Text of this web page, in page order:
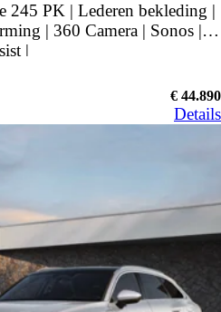
245 PK | Lederen bekleding |
| 360 Camera | Sonos |
|
€ 44.890
Details